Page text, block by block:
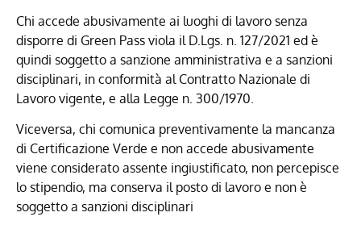
Chi accede abusivamente ai luoghi di lavoro senza
disporre di Green Pass viola il D.Lgs. n. 127/2021 ed è
quindi soggetto a sanzione amministrativa e a sanzioni
disciplinari, in conformità al Contratto Nazionale di
Lavoro vigente, e alla Legge n. 300/1970.
Viceversa, chi comunica preventivamente la mancanza
di Certificazione Verde e non accede abusivamente
viene considerato assente ingiustificato, non percepisce
lo stipendio, ma conserva il posto di lavoro e non è
soggetto a sanzioni disciplinari